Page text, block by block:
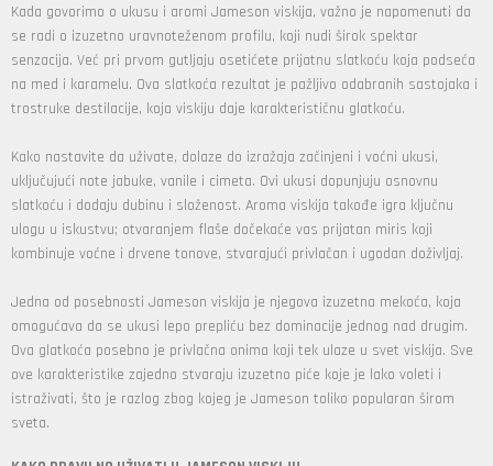
Kada govorimo o ukusu i aromi Jameson viskija, važno je napomenuti da
se radi o izuzetno uravnoteženom profilu, koji nudi širok spektar
senzacija. Već pri prvom gutljaju osetićete prijatnu slatkoću koja podseća
na med i karamelu. Ova slatkoća rezultat je pažljivo odabranih sastojaka i
trostruke destilacije, koja viskiju daje karakterističnu glatkoću.
Kako nastavite da uživate, dolaze do izražaja začinjeni i voćni ukusi,
uključujući note jabuke, vanile i cimeta. Ovi ukusi dopunjuju osnovnu
slatkoću i dodaju dubinu i složenost. Aroma viskija takođe igra ključnu
ulogu u iskustvu; otvaranjem flaše dočekaće vas prijatan miris koji
kombinuje voćne i drvene tonove, stvarajući privlačan i ugodan doživljaj.
Jedna od posebnosti Jameson viskija je njegova izuzetna mekoća, koja
omogućava da se ukusi lepo prepliću bez dominacije jednog nad drugim.
Ova glatkoća posebno je privlačna onima koji tek ulaze u svet viskija. Sve
ove karakteristike zajedno stvaraju izuzetno piće koje je lako voleti i
istraživati, što je razlog zbog kojeg je Jameson toliko popularan širom
sveta.